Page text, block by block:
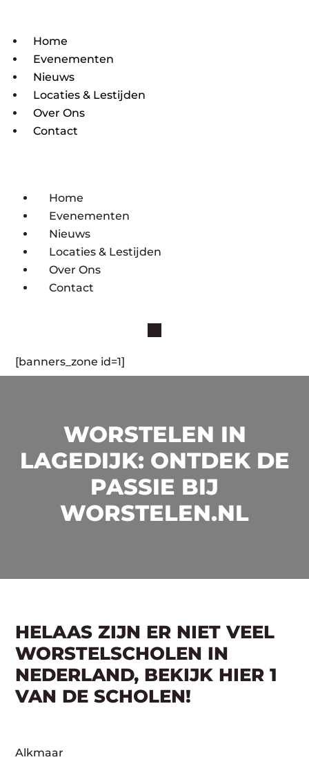
Home
Evenementen
Nieuws
Locaties & Lestijden
Over Ons
Contact
Home
Evenementen
Nieuws
Locaties & Lestijden
Over Ons
Contact
[banners_zone id=1]
WORSTELEN IN
LAGEDIJK: ONTDEK DE
PASSIE BIJ
WORSTELEN.NL
HELAAS ZIJN ER NIET VEEL
WORSTELSCHOLEN IN
NEDERLAND, BEKIJK HIER 1
VAN DE SCHOLEN!
Alkmaar